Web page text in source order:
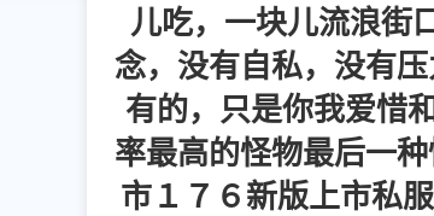
儿吃，一块儿流浪街
念，没有自私，没有
有的，只是你我爱惜
率最高的怪物最后一
市１７６新版上市私